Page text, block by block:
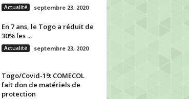
Actualité septembre 23, 2020
En 7 ans, le Togo a réduit de
30% les ...
Actualité septembre 23, 2020
Togo/Covid-19: COMECOL
fait don de matériels de
protection